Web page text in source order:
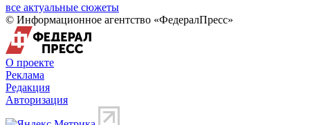
все актуальные сюжеты
© Информационное агентство «ФедералПресс»
О проекте
Реклама
Редакция
Авторизация